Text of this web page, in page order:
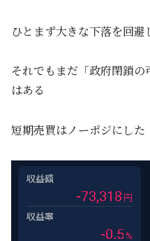
ひとまず大きな下落を回避
それでもまだ「政府閉鎖
はある
短期売買はノーポジにした